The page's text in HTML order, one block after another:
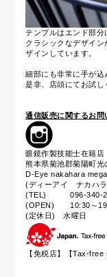
テンプルはエンド部分
クラシックなデザイ
ザインしています。
細部にも非常に手が込
是非、店頭にてお試し
通信販売に関するお問
眼鏡作製技能士在籍店
熊本県菊池郡菊陽町
D-Eye nakahara
(ディーアイ ナカハ
(TEL) 096-340-
(OPEN) 10:30～
(定休日) 水曜日
【免税店】【Tax-free